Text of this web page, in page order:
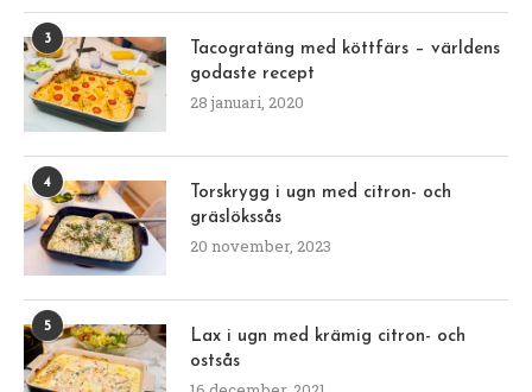
3
Tacogratäng med köttfärs – världens
godaste recept
28 januari, 2020
4
Torskrygg i ugn med citron- och
gräslökssås
20 november, 2023
5
Lax i ugn med krämig citron- och
ostsås